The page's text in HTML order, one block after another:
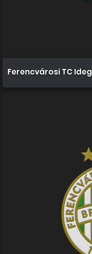
Ferencvárosi TC